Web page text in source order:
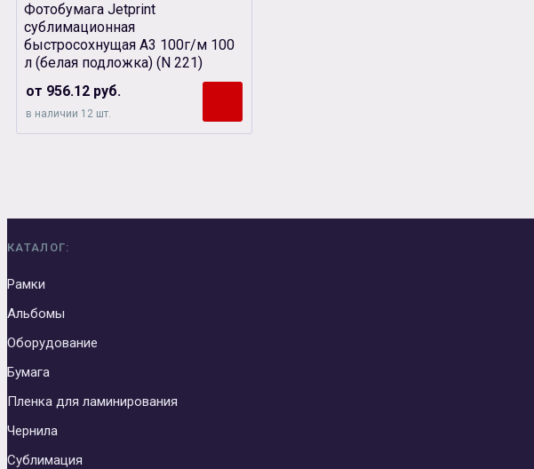
Фотобумага Jetprint
сублимационная
быстросохнущая А3 100г/м 100
л (белая подложка) (N 221)
от 956.12 руб.
в наличии 12 шт.
КАТАЛОГ:
Рамки
Альбомы
Оборудование
Бумага
Пленка для ламинирования
Чернила
Сублимация